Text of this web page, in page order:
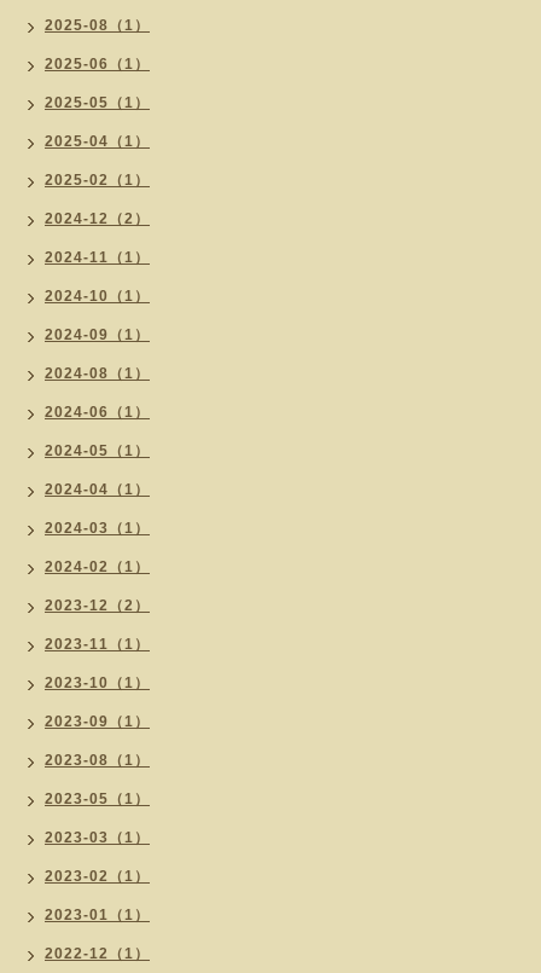
2025-08（1）
2025-06（1）
2025-05（1）
2025-04（1）
2025-02（1）
2024-12（2）
2024-11（1）
2024-10（1）
2024-09（1）
2024-08（1）
2024-06（1）
2024-05（1）
2024-04（1）
2024-03（1）
2024-02（1）
2023-12（2）
2023-11（1）
2023-10（1）
2023-09（1）
2023-08（1）
2023-05（1）
2023-03（1）
2023-02（1）
2023-01（1）
2022-12（1）